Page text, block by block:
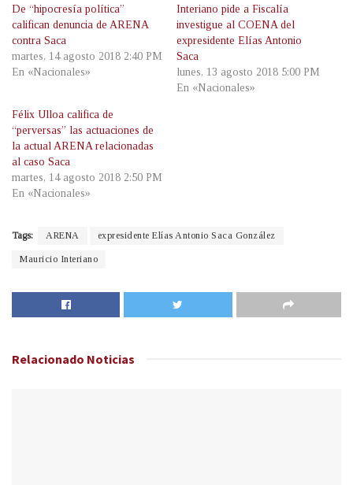
De “hipocresía política”
califican denuncia de ARENA
contra Saca
martes, 14 agosto 2018 2:40 PM
En «Nacionales»
Interiano pide a Fiscalía
investigue al COENA del
expresidente Elías Antonio
Saca
lunes, 13 agosto 2018 5:00 PM
En «Nacionales»
Félix Ulloa califica de
“perversas” las actuaciones de
la actual ARENA relacionadas
al caso Saca
martes, 14 agosto 2018 2:50 PM
En «Nacionales»
Tags: ARENA expresidente Elías Antonio Saca González
Mauricio Interiano
Relacionado Noticias